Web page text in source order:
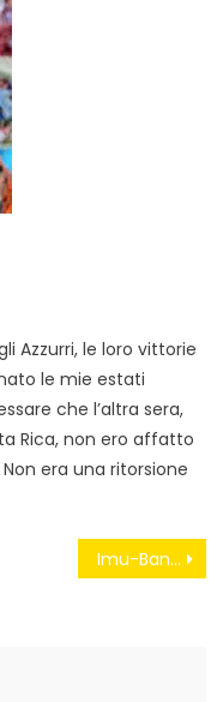
Azzurri, le loro vittorie
le mie estati
che l’altra sera,
Rica, non ero affatto
era una ritorsione
Imu-Bankitalia: la vergogna della tagliola-Boldrini e una democrazia in agonia